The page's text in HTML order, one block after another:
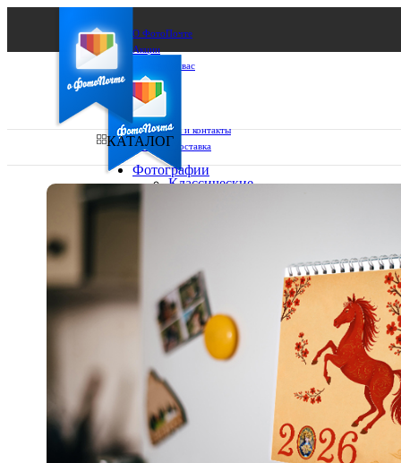
О ФотоПочте
Акции
Сделаем за вас
Бизнесу
FAQ
Франшиза
Поддержка и контакты
Оплата и доставка
Ваш город:
Выберите из списка:
КАТАЛОГ
Фотографии
Классические
15х20
20х20
20х30
30х30
30х40
А4
в
рамке